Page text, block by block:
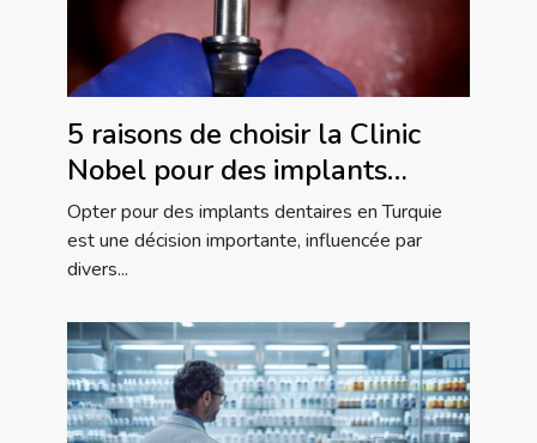
5 raisons de choisir la Clinic
Nobel pour des implants
dentaires en Turquie
Opter pour des implants dentaires en Turquie
est une décision importante, influencée par
divers...